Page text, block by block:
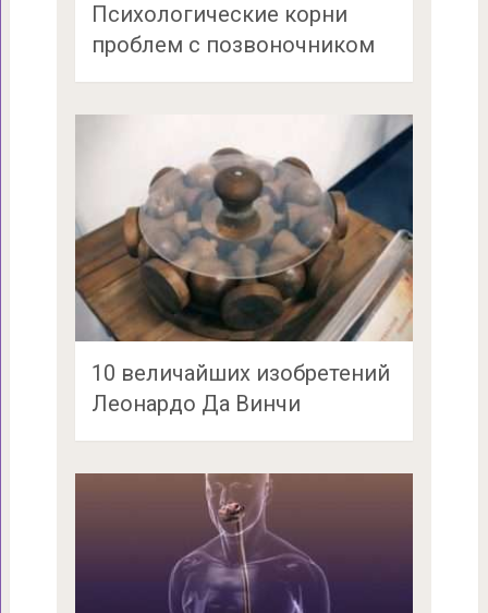
Психологические корни
проблем с позвоночником
10 величайших изобретений
Леонардо Да Винчи